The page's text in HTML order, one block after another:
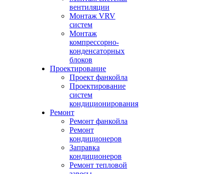
вентиляции
Монтаж VRV
систем
Монтаж
компрессорно-
конденсаторных
блоков
Проектирование
Проект фанкойла
Проектирование
систем
кондиционирования
Ремонт
Ремонт фанкойла
Ремонт
кондиционеров
Заправка
кондиционеров
Ремонт тепловой